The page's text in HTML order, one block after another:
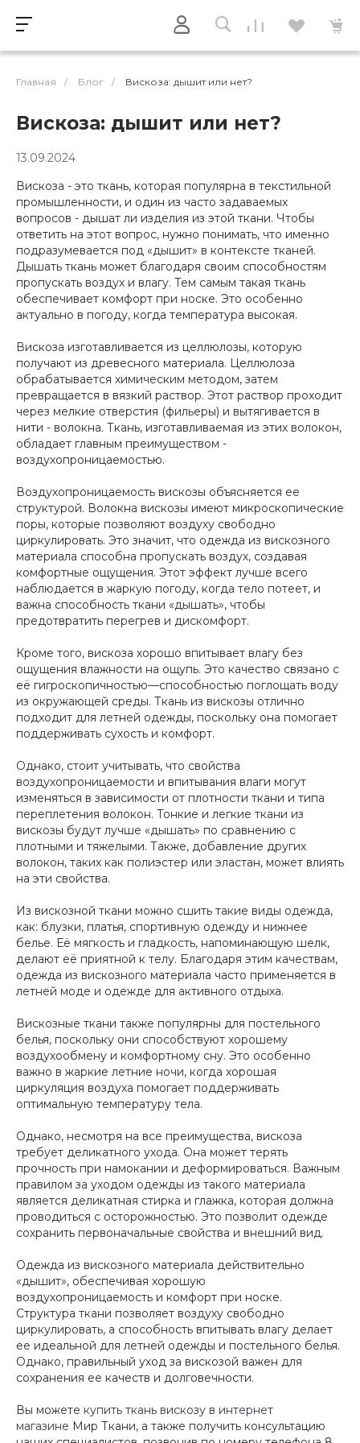
Главная / Блог / Вискоза: дышит или нет?
Вискоза: дышит или нет?
13.09.2024
Вискоза - это ткань, которая популярна в текстильной
промышленности, и один из часто задаваемых
вопросов - дышат ли изделия из этой ткани. Чтобы
ответить на этот вопрос, нужно понимать, что именно
подразумевается под «дышит» в контексте тканей.
Дышать ткань может благодаря своим способностям
пропускать воздух и влагу. Тем самым такая ткань
обеспечивает комфорт при носке. Это особенно
актуально в погоду, когда температура высокая.
Вискоза изготавливается из целлюлозы, которую
получают из древесного материала. Целлюлоза
обрабатывается химическим методом, затем
превращается в вязкий раствор. Этот раствор проходит
через мелкие отверстия (фильеры) и вытягивается в
нити - волокна. Ткань, изготавливаемая из этих волокон,
обладает главным преимуществом -
воздухопроницаемостью.
Воздухопроницаемость вискозы объясняется ее
структурой. Волокна вискозы имеют микроскопические
поры, которые позволяют воздуху свободно
циркулировать. Это значит, что одежда из вискозного
материала способна пропускать воздух, создавая
комфортные ощущения. Этот эффект лучше всего
наблюдается в жаркую погоду, когда тело потеет, и
важна способность ткани «дышать», чтобы
предотвратить перегрев и дискомфорт.
Кроме того, вискоза хорошо впитывает влагу без
ощущения влажности на ощупь. Это качество связано с
её гигроскопичностью—способностью поглощать воду
из окружающей среды. Ткань из вискозы отлично
подходит для летней одежды, поскольку она помогает
поддерживать сухость и комфорт.
Однако, стоит учитывать, что свойства
воздухопроницаемости и впитывания влаги могут
изменяться в зависимости от плотности ткани и типа
переплетения волокон. Тонкие и легкие ткани из
вискозы будут лучше «дышать» по сравнению с
плотными и тяжелыми. Также, добавление других
волокон, таких как полиэстер или эластан, может влиять
на эти свойства.
Из вискозной ткани можно сшить такие виды одежда,
как: блузки, платья, спортивную одежду и нижнее
белье. Её мягкость и гладкость, напоминающую шелк,
делают её приятной к телу. Благодаря этим качествам,
одежда из вискозного материала часто применяется в
летней моде и одежде для активного отдыха.
Вискозные ткани также популярны для постельного
белья, поскольку они способствуют хорошему
воздухообмену и комфортному сну. Это особенно
важно в жаркие летние ночи, когда хорошая
циркуляция воздуха помогает поддерживать
оптимальную температуру тела.
Однако, несмотря на все преимущества, вискоза
требует деликатного ухода. Она может терять
прочность при намокании и деформироваться. Важным
правилом за уходом одежды из такого материала
является деликатная стирка и глажка, которая должна
проводиться с осторожностью. Это позволит одежде
сохранить первоначальные свойства и внешний вид.
Одежда из вискозного материала действительно
«дышит», обеспечивая хорошую
воздухопроницаемость и комфорт при носке.
Структура ткани позволяет воздуху свободно
циркулировать, а способность впитывать влагу делает
ее идеальной для летней одежды и постельного белья.
Однако, правильный уход за вискозой важен для
сохранения ее качеств и долговечности.
Вы можете купить ткань вискозу в интернет
магазине Мир Ткани, а также получить консультацию